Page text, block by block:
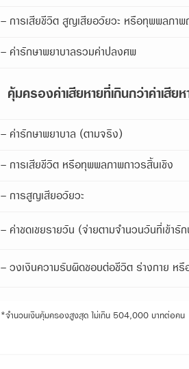
- การเสียชีวิต สูญเสียอวัยวะ หรือทุพพลภาพ
- ค่ารักษาพยาบาลรวมค่าปลงศพ
คุ้มครองค่าเสียหายที่เกินกว่าค่าเสี
- ค่ารักษาพยาบาล (ตามจริง)
- การเสียชีวิต หรือทุพพลภาพถาวรสิ้นเชิง
- การสูญเสียอวัยวะ
- ค่าชดเชยรายวัน (จ่ายตามจำนวนวันที่เข้ารัก
- วงเงินความรับผิดชอบต่อชีวิต ร่างกาย ห
*จำนวนเงินคุ้มครองสูงสุด ไม่เกิน 504,000 บาทต่อคน